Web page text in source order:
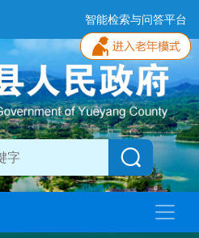
智能检索与问答平台